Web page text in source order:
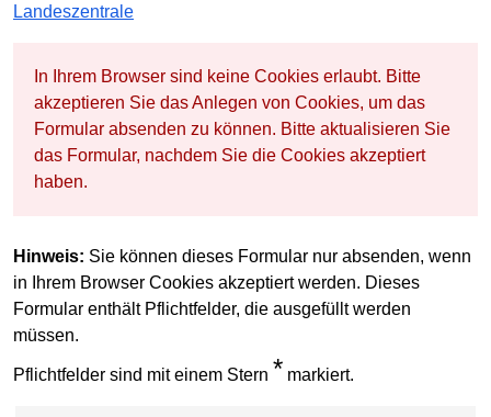
Landeszentrale
In Ihrem Browser sind keine Cookies erlaubt. Bitte
akzeptieren Sie das Anlegen von Cookies, um das
Formular absenden zu können. Bitte aktualisieren Sie
das Formular, nachdem Sie die Cookies akzeptiert
haben.
Hinweis: Sie können dieses Formular nur absenden, wenn
in Ihrem Browser Cookies akzeptiert werden. Dieses
Formular enthält Pflichtfelder, die ausgefüllt werden
müssen.
Pflichtfelder sind mit einem Stern * markiert.